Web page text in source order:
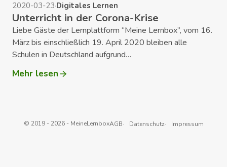
2020-03-23·Digitales Lernen
Unterricht in der Corona-Krise
Liebe Gäste der Lernplattform “Meine Lernbox”, vom 16.
März bis einschließlich 19. April 2020 bleiben alle
Schulen in Deutschland aufgrund…
Mehr lesen
:
Corona-
© 2019 - 2026 - MeineLernboxAGB Datenschutz Impressum